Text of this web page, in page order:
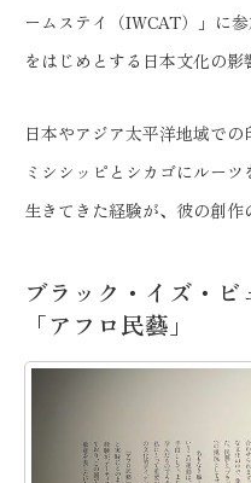
ームステイ（IWCAT）」に
をはじめとする日本文化の影
日本やアジア太平洋地域で
ミシシッピとシカゴにルー
生きてきた経験が、彼の創作
ブラック・イズ・
「アフロ民藝」